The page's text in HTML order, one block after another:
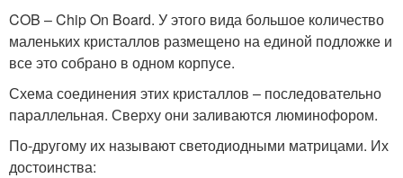
COB – Chip On Board. У этого вида большое количество
маленьких кристаллов размещено на единой подложке и
все это собрано в одном корпусе.
Схема соединения этих кристаллов – последовательно
параллельная. Сверху они заливаются люминофором.
По-другому их называют светодиодными матрицами. Их
достоинства: